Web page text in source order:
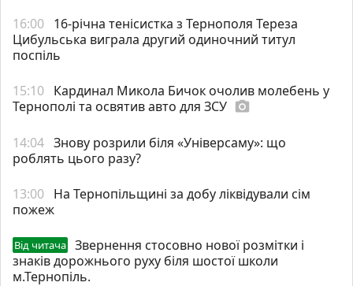
16:00 16-річна тенісистка з Тернополя Тереза
Цибульська виграла другий одиночний титул
поспіль
15:10 Кардинал Микола Бичок очолив молебень у
Тернополі та освятив авто для ЗСУ photo_camera
14:04 Знову розрили біля «Універсаму»: що
роблять цього разу?
13:00 На Тернопільщині за добу ліквідували сім
пожеж
Від читача
Звернення стосовно нової розмітки і
знаків дорожнього руху біля шостої школи
м.Тернопіль.